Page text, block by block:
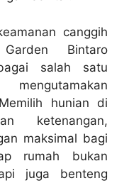
canggih
Bintaro
salah satu
hunian di
ketenangan,
maksimal bagi
rumah bukan
juga benteng